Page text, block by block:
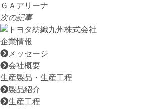
ＧＡアリーナ
次の記事
企業情報
メッセージ
会社概要
生産製品・生産工程
製品紹介
生産工程